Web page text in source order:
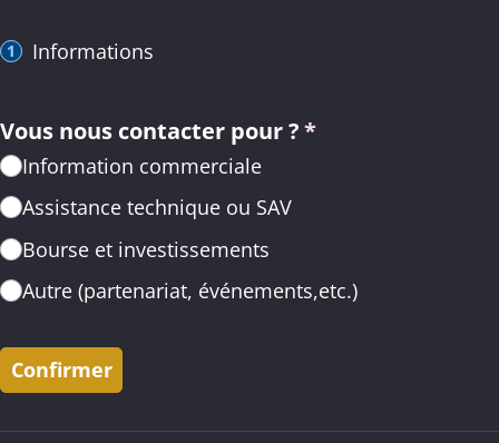
Informations
Vous nous contacter pour ?*
(requis)
Information commerciale
Assistance technique ou SAV
Bourse et investissements
Autre (partenariat, événements,etc.)
Confirmer